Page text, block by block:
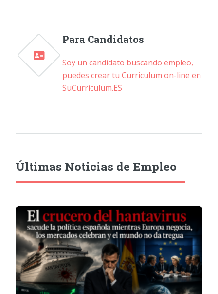
Para Candidatos
Soy un candidato buscando empleo,
puedes crear tu Curriculum on-line en
SuCurriculum.ES
Últimas Noticias de Empleo